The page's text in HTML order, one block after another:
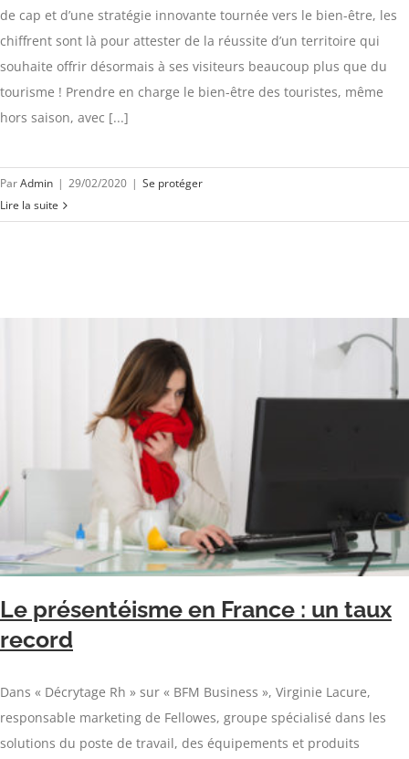
de cap et d’une stratégie innovante tournée vers le bien-être, les
chiffrent sont là pour attester de la réussite d’un territoire qui
souhaite offrir désormais à ses visiteurs beaucoup plus que du
tourisme ! Prendre en charge le bien-être des touristes, même
hors saison, avec [...]
ParAdmin | 29/02/2020 | Se protéger
Lire la suite
Le présentéisme en France : un taux
record
Dans « Décrytage Rh » sur « BFM Business », Virginie Lacure,
responsable marketing de Fellowes, groupe spécialisé dans les
solutions du poste de travail, des équipements et produits